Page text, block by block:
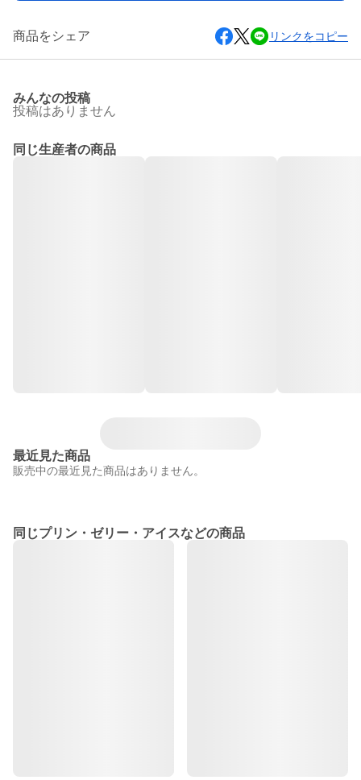
商品をシェア リンクをコピー
みんなの投稿
投稿はありません
同じ生産者の商品
最近見た商品
販売中の最近見た商品はありません。
同じプリン・ゼリー・アイスなどの商品